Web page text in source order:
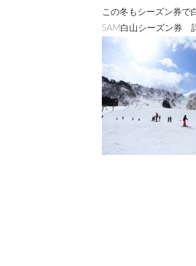
この冬もシーズン券で
SAM白山シーズン券